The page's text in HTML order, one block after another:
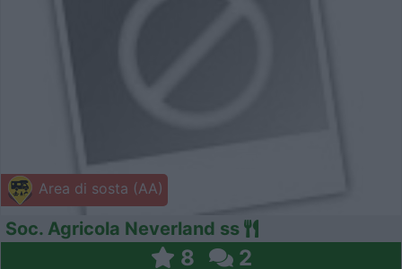
Area di sosta (AA)
Soc. Agricola Neverland ss
8 2